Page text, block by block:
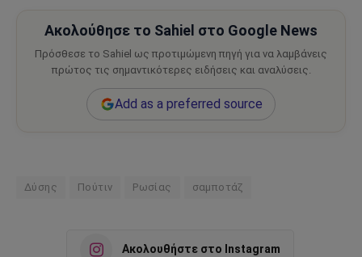
Ακολούθησε το Sahiel στο Google News
Πρόσθεσε το Sahiel ως προτιμώμενη πηγή για να λαμβάνεις
πρώτος τις σημαντικότερες ειδήσεις και αναλύσεις.
Add as a preferred source
Δύσης Πούτιν Ρωσίας σαμποτάζ
Ακολουθήστε στο Instagram